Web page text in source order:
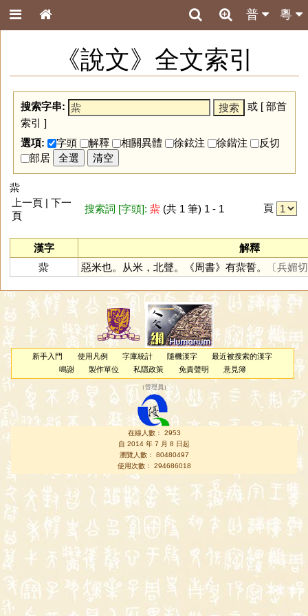
粵
普
《說文》全文索引
搜索字串: 或 [ 部首
索引 ]
選項:
字頭 解釋 相關異體 徐鉉注 徐鍇注
反切
部居
全選 清空
䉾
上一頁 | 下一
頁
搜索詞 [字頭]: 䉾(共 1 筆) 1 - 1 頁
漢字
解釋
䉾
惡米也。从米，北聲。《周書》有䉾誓。 〔兵媚
新手入門 使用凡例 字庫統計 隨機漢字
最近被搜索的漢字
鳴謝
製作單位 私隱政策 免責聲明 意見簿
（管理員 ）
在線人數： 2953
自 2014 年 7 月 8 日起
瀏覽人數： 80480497
使用次數： 294686018